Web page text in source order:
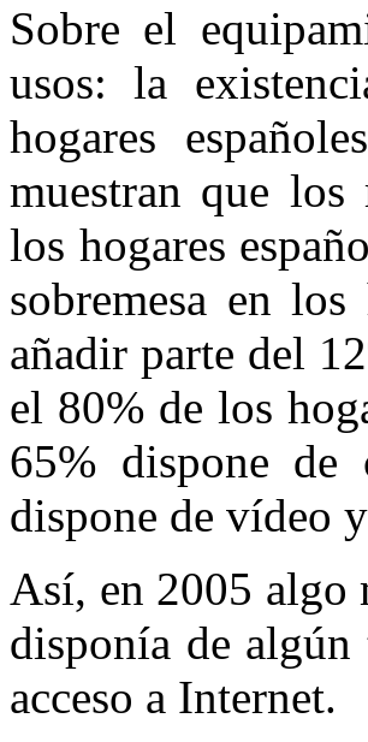
Sobre el
usos: la
hogares
muestran que los
los hogares
sobremesa en
añadir parte del
el 80% de los
65% dispone de
dispone de vídeo
Así, en 2005 algo
disponía de
acceso a Internet.